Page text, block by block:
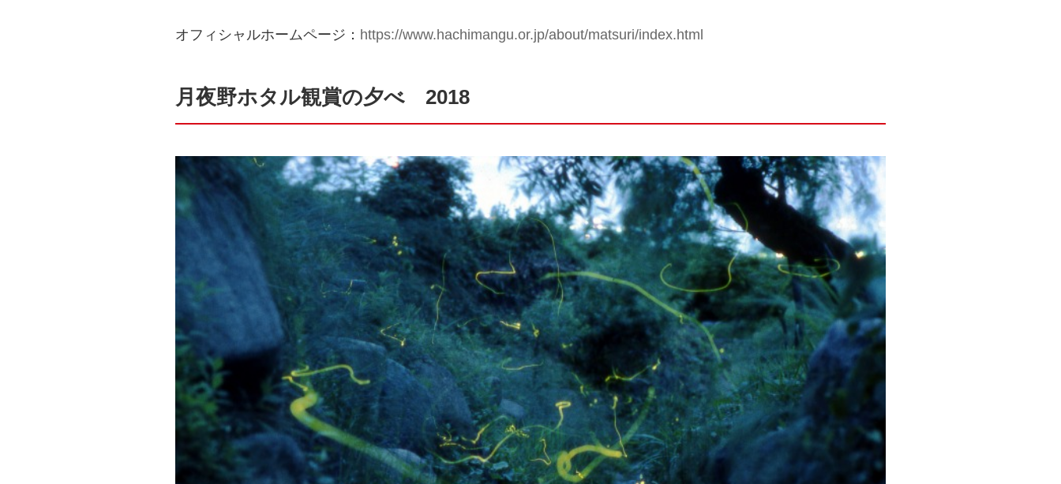
オフィシャルホームページ： https://www.hachimangu.or.jp/about/matsuri/index.html
月夜野ホタル観賞の夕べ 2018